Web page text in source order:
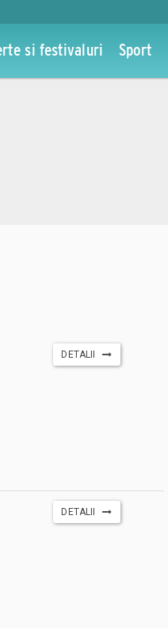
si festivaluri Sport
DETALII
DETALII